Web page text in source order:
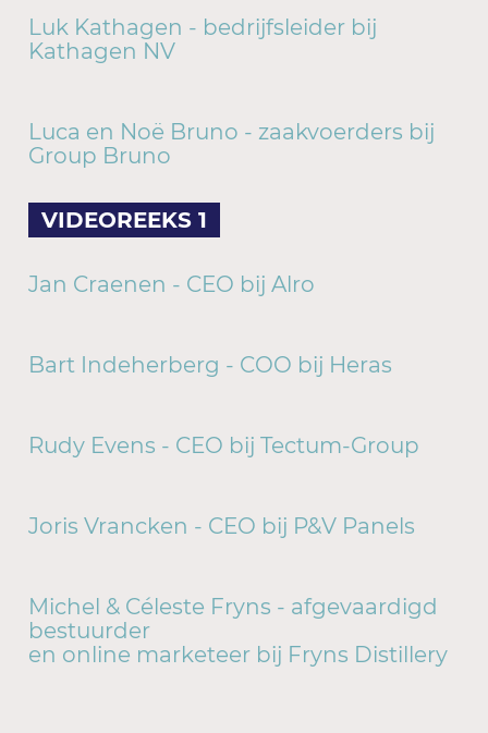
Luk Kathagen - bedrijfsleider bij
Kathagen NV
Luca en Noë Bruno - zaakvoerders bij
Group Bruno
VIDEOREEKS 1
Jan Craenen - CEO bij Alro
Bart Indeherberg - COO bij Heras
Rudy Evens - CEO bij Tectum-Group
Joris Vrancken - CEO bij P&V Panels
Michel & Céleste Fryns - afgevaardigd
bestuurder
en online marketeer bij Fryns Distillery